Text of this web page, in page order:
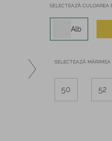
SELECTEAZĂ CULOAREA
Alb
SELECTEAZĂ MĂRIMEA
50 52